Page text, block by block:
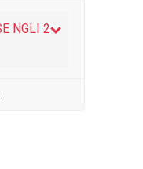
NGLI 2